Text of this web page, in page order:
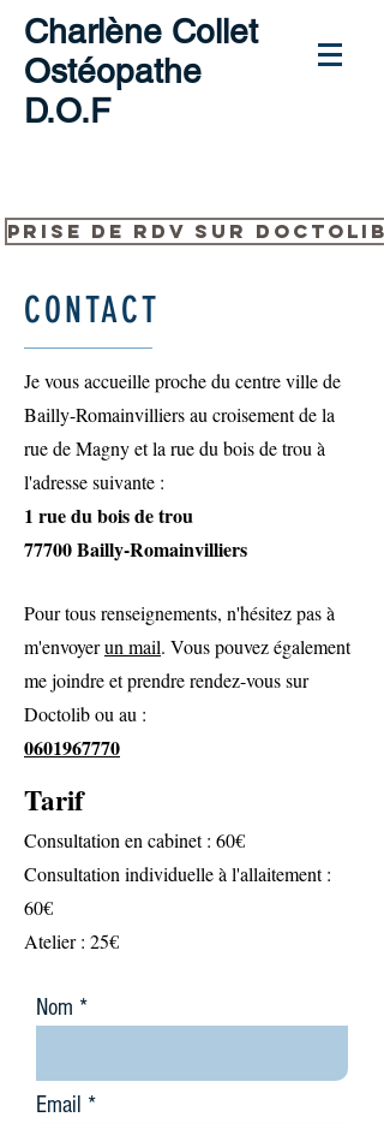
Charlène Collet
Ostéopathe
D.O.F
Prise de rdv sur Doctolib
CONTACT
Je vous accueille proche du centre ville de
Bailly-Romainvilliers au croisement de la
rue de Magny et la rue du bois de trou à
l'adresse suivante :
1 rue du bois de trou
77700 Bailly-Romainvilliers
Pour tous renseignements, n'hésitez pas à
m'envoyerun mail. Vous pouvez également
me joindre et prendre rendez-vous sur
Doctolib ou au :
0601967770
Tarif
Consultation en cabinet : 60€
Consultation individuelle à l'allaitement :
60€
Atelier : 25€
Nom
Email